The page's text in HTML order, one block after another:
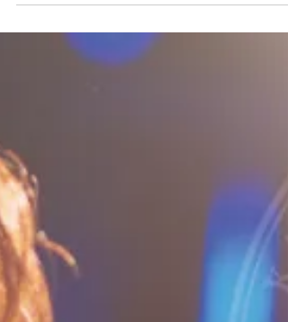
のアルバム『water.』より、 「in...